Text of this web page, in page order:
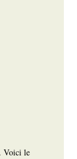
Voici le